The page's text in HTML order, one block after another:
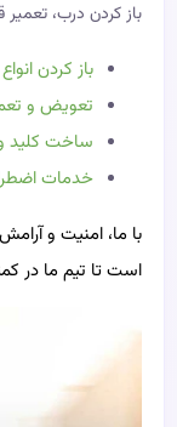
باز کردن درب،
باز کردن
تعویض و
ساخت کلید
خدمات
با ما، امنیت و
است تا تیم ما در